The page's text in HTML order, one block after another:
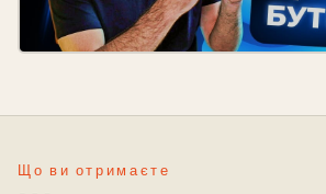
Що ви отримаєте